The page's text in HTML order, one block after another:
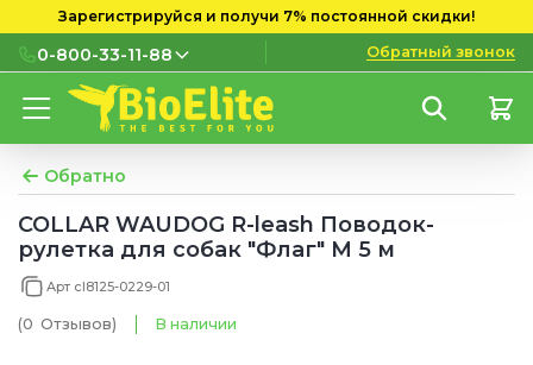
Зарегистрируйся и получи 7% постоянной скидки!
0-800-33-11-88
0-800-33-11-88
мобильных номеров
(097) 133 11 88
(095) 133 11 88
Обратный звонок
Обратно
COLLAR WAUDOG R-leash Поводок-
рулетка для собак "Флаг" М 5 м
Арт cl8125-0229-01
(0 Отзывов) В наличии